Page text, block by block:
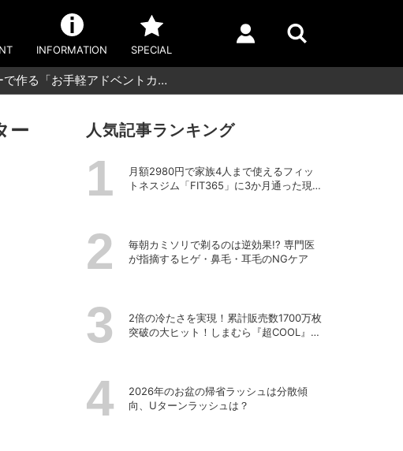
INFORMATION SPECIAL
作る「お手軽アドベントカ…
ー
人気記事ランキング
月額2980円で家族4人まで使えるフィッ
トネスジム「FIT365」に3か月通った現在
毎朝カミソリで剃るのは逆効果!? 専門医
が指摘するヒゲ・鼻毛・耳毛のNGケア
2倍の冷たさを実現！累計販売数1700万枚
突破の大ヒット！しまむら『超COOL』シ
2026年のお盆の帰省ラッシュは分散傾
向、Uターンラッシュは？